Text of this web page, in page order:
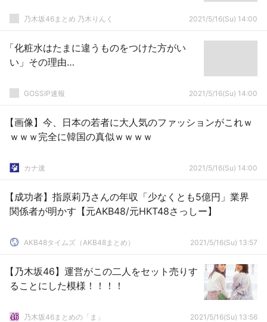
乃木坂46まとめ 乃木りんく 2021/5/16(Su) 14:00
「化粧水はたまに違うものをつけた方がい
い」その理由…
GOSSIP速報 2021/5/16(Su) 14:00
【画像】今、日本の若者に大人気のファッションがこれｗ
ｗｗｗ完全に韓国の真似ｗｗｗｗ
カナ速 2021/5/16(Su) 14:00
【成功者】指原莉乃さんの年収「少なくとも5億円」業界
関係者が明かす【元AKB48/元HKT48さっしー】
AKB48タイムズ（AKB48まとめ） 2021/5/16(Su) 13:57
【乃木坂46】運営がこの二人をセット売りす
ることにした模様！！！！
乃木坂46まとめの「ま」 2021/5/16(Su) 13:56